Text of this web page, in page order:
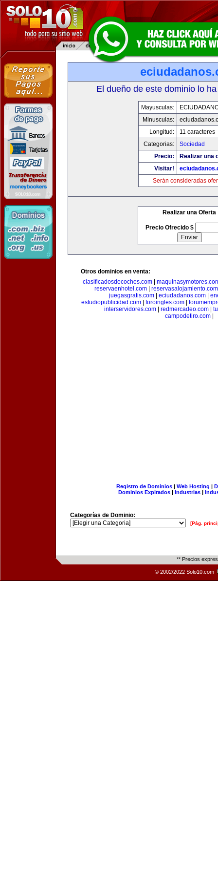
El dueño de este dominio lo
Mayusculas:
Minusculas:
Longitud:
11 caracteres
Categorias:
Sociedad
Precio:
Realizar una
Visitar!
Serán consideradas
Realizar una Oferta
Precio Ofrecido $
Otros dominios en venta:
clasificadosdecoches.com
reservaenhotel.com| reservasalojamiento.com
juegasgratis.com
eciudadanos.com
estudiopublicidad.com| foroingles.com|
interservidores.com
redmercadeo.com
campodetiro.com
Registro de Dominios| Web Hosting |
Dominios Expirados | Industrias |
Categorías de Dominio:
[Pág.
** Precios
© 2002/2022 Solo10.com